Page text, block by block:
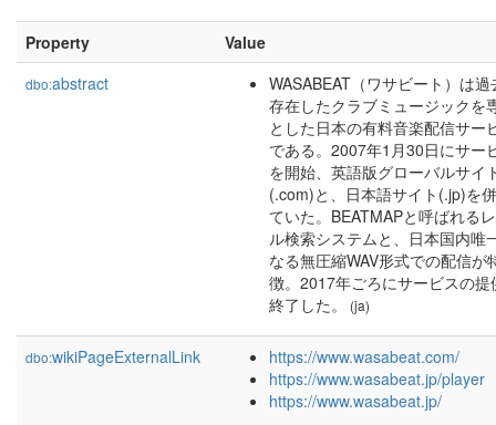
Property Value
dbo:abstract
WASABEAT（ワサビート）は過
存在したクラブミュージックを
とした日本の有料音楽配信サー
である。2007年1月30日にサー
を開始、英語版グローバルサイ
(.com)と、日本語サイト(.jp)を
ていた。BEATMAPと呼ばれる
ル検索システムと、日本国内唯
なる無圧縮WAV形式での配信が
徴。2017年ごろにサービスの提
終了した。
(ja)
dbo:wikiPageExternalLink
https://www.wasabeat.com/
https://www.wasabeat.jp/player
https://www.wasabeat.jp/